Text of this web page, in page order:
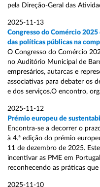
pela Direção-Geral das
2025-11-13
Congresso do Comércio
das políticas públicas na
O Congresso do Comércio
no Auditório Municipal de
empresários, autarcas e
associativas para debater os
e dos serviços.O encontro,
2025-11-12
Prémio europeu de
Encontra-se a decorrer o
à 4.ª edição do prémio
11 de dezembro de 2025.
incentivar as PME em
reconhecendo as práticas
2025-11-10